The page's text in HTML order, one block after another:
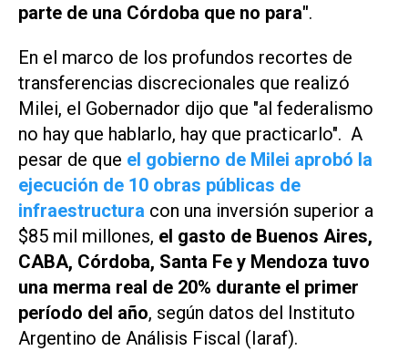
parte de una Córdoba que no para".
En el marco de los profundos recortes de
transferencias discrecionales que realizó
Milei, el Gobernador dijo que "al federalismo
no hay que hablarlo, hay que practicarlo". A
pesar de que el gobierno de Milei aprobó la
ejecución de 10 obras públicas de
infraestructura con una inversión superior a
$85 mil millones, el gasto de Buenos Aires,
CABA, Córdoba, Santa Fe y Mendoza tuvo
una merma real de 20% durante el primer
período del año, según datos del Instituto
Argentino de Análisis Fiscal (Iaraf).